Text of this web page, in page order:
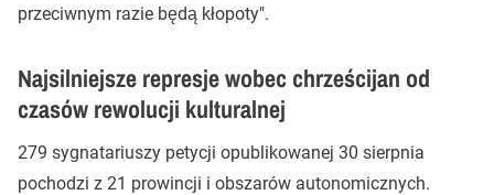
przeciwnym razie będą kłopoty".
Najsilniejsze represje wobec chrześcijan od
czasów rewolucji kulturalnej
279 sygnatariuszy petycji opublikowanej 30 sierpnia
pochodzi z 21 prowincji i obszarów autonomicznych.